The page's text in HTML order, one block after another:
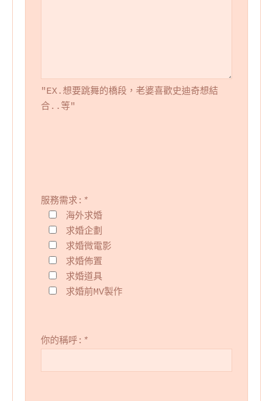
"EX.想要跳舞的橋段，老婆喜歡史迪奇想結
合..等"
服務需求: *
海外求婚
求婚企劃
求婚微電影
求婚佈置
求婚道具
求婚前MV製作
你的稱呼: *